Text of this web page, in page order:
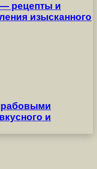
рецепты и
изысканного
и